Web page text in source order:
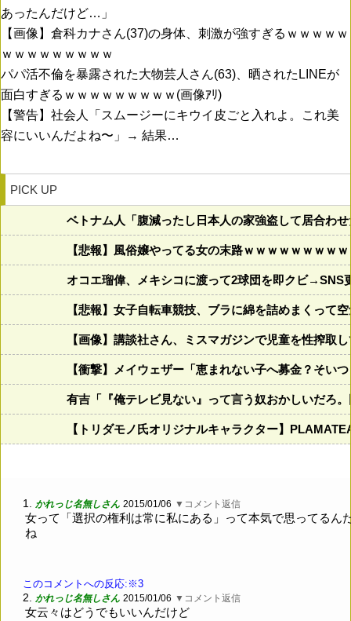
あったんだけど…」
【画像】倉科カナさん(37)の身体、刺激が強すぎるｗｗｗｗｗ
ｗｗｗｗｗｗｗｗｗ
パパ活不倫を暴露された大物芸人さん(63)、晒されたLINEが
面白すぎるｗｗｗｗｗｗｗｗｗ(画像ｱﾘ)
【警告】社会人「スムージーにキウイ皮ごと入れよ。これ美
容にいいんだよね〜」→ 結果…
PICK UP
ベトナム人「腹減ったし日本人の家強盗して居合わ
【悲報】風俗嬢やってる女の末路ｗｗｗｗｗｗｗｗ
オコエ瑠偉、メキシコに渡って2球団を即クビ→SNS
【悲報】女子自転車競技、ブラに綿を詰めまくって
【画像】講談社さん、ミスマガジンで児童を性搾取
【衝撃】メイウェザー「恵まれない子へ募金？そ
有吉「『俺テレビ見ない』って言う奴おかしいだろ
【トリダモノ氏オリジナルキャラクター】
1. かれっじ名無しさん 2015/01/06 ▼コメント返信
女って「選択の権利は常に私にある」って本気で思ってるん
ね
このコメントへの反応:※3
2. かれっじ名無しさん 2015/01/06 ▼コメント返信
女云々はどうでもいいんだけど